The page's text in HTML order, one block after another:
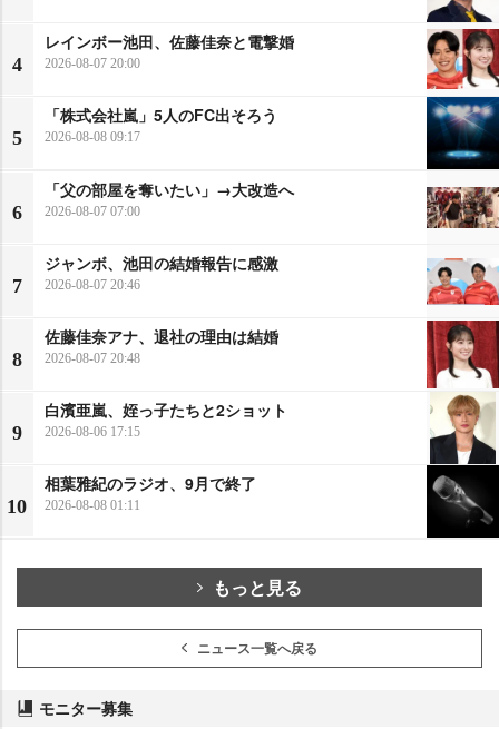
4
レインボー池田、佐藤佳奈と電撃婚
2026-08-07 20:00
5
「株式会社嵐」5人のFC出そろう
2026-08-08 09:17
6
「父の部屋を奪いたい」→大改造へ
2026-08-07 07:00
7
ジャンボ、池田の結婚報告に感激
2026-08-07 20:46
8
佐藤佳奈アナ、退社の理由は結婚
2026-08-07 20:48
9
白濱亜嵐、姪っ子たちと2ショット
2026-08-06 17:15
10
相葉雅紀のラジオ、9月で終了
2026-08-08 01:11
もっと見る
ニュース一覧へ戻る
モニター募集